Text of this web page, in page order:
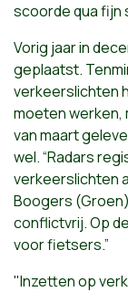
scoorde qua fijn
Vorig jaar in
geplaatst.
verkeerslichten
moeten werken,
van maart
wel. “Radars
verkeerslichten
Boogers
conflictvrij. Op
voor fietsers.”
"Inzetten op